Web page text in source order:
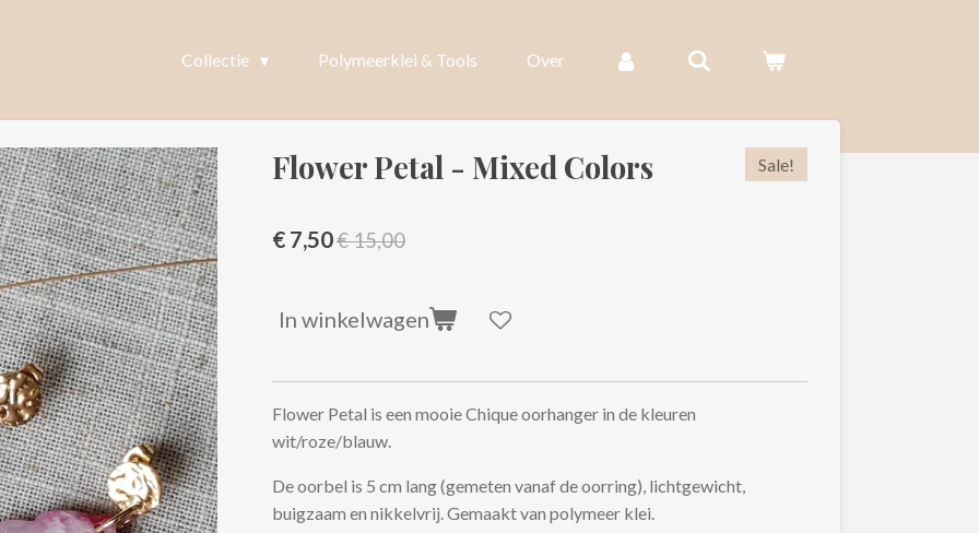
Collectie Polymeerklei & Tools Over
Flower Petal - Mixed Colors Sale!
€ 7,50€ 15,00
In winkelwagen
Flower Petal is een mooie Chique oorhanger in de kleuren
wit/roze/blauw.
De oorbel is 5 cm lang (gemeten vanaf de oorring), lichtgewicht,
buigzaam en nikkelvrij. Gemaakt van polymeer klei.